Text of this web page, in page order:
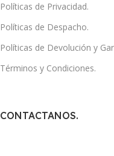
Políticas de Privacidad.
Políticas de Despacho.
Políticas de Devolución y
Términos y Condiciones.
CONTACTANOS.